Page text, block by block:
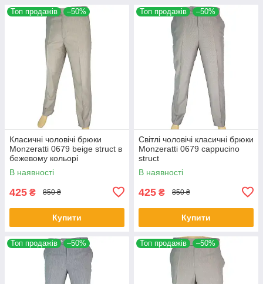
Топ продажів –50%
Класичні чоловічі брюки
Monzeratti 0679 beige struct в
бежевому кольорі
В наявності
425 ₴ 850 ₴
Купити
Топ продажів –50%
Світлі чоловічі класичні брюки
Monzeratti 0679 cappucino
struct
В наявності
425 ₴ 850 ₴
Купити
Топ продажів –50% Топ продажів –50%